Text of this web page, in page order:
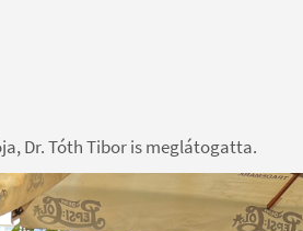
Dr. Tóth Tibor is meglátogatta.